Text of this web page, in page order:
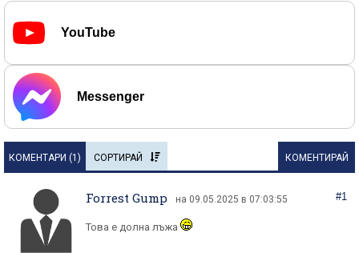
YouTube
Messenger
КОМЕНТАРИ (1 ) СОРТИРАЙ КОМЕНТИРАЙ
Forrest Gump на 09.05.2025 в 07:03:55 #1
Това е долна лъжа